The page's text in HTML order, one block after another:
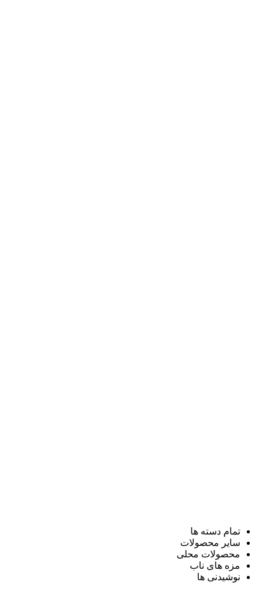
تمام دسته ها
سایر محصولات
محصولات محلی
مزه های ناب
نوشیدنی ها